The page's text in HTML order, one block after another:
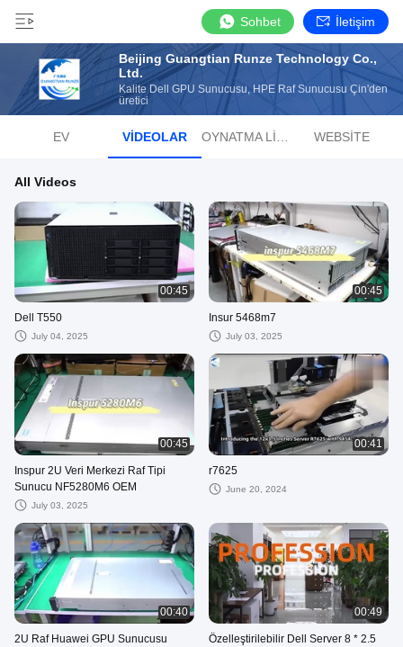
Sohbet İletişim
Beijing Guangtian Runze Technology Co.,
Ltd.
Kalite Dell GPU Sunucusu, HPE Raf Sunucusu Çin'den
üretici
EV VIDEOLAR WEBSITE
All Videos
00:45
Dell T550
July 04, 2025
00:45
Insur 5468m7
July 03, 2025
00:45
Inspur 2U Veri Merkezi Raf Tipi
Sunucu NF5280M6 OEM
July 03, 2025
00:41
r7625
June 20, 2024
00:40
2U Raf Huawei GPU Sunucusu
00:49
Özelleştirilebilir Dell Server 8 * 2.5